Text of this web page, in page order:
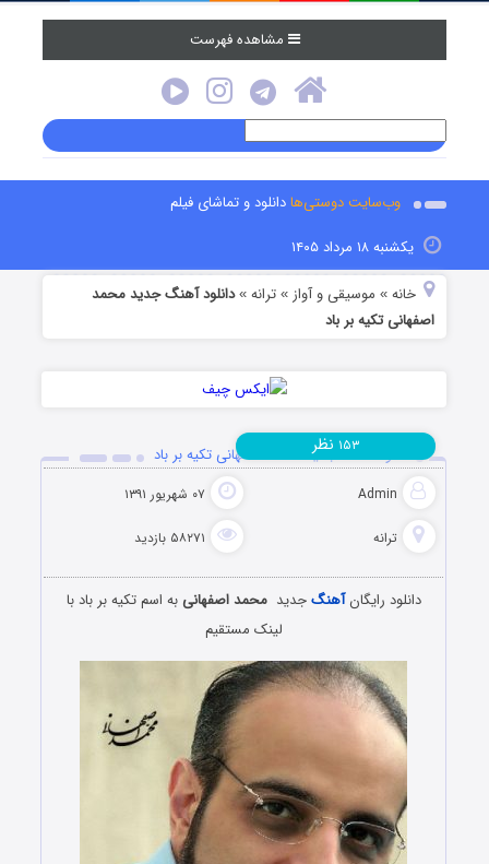
مشاهده فهرست
وب‌سایت دوستی‌هادانلود و تماشای فیلم
یکشنبه ۱۸ مرداد ۱۴۰۵
خانه » موسیقی و آواز »ترانه »دانلود آهنگ جدید محمد
اصفهانی تکیه بر باد
دانلود آهنگ جدید محمد اصفهانی تکیه بر باد
Admin ۰۷ شهریور ۱۳۹۱
ترانه ۵۸۲۷۱ بازدید
۱۵۳ نظر
دانلود رایگانآهنگ جدیدمحمد اصفهانی به اسم تکیه بر باد با
لینک مستقیم